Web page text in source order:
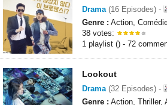
Drama(16 Episodes) -
Genre : Action,
38 votes:
1 playlist () - 72
Lookout
Drama(32 Episodes) -
Genre : Action, Thriller,